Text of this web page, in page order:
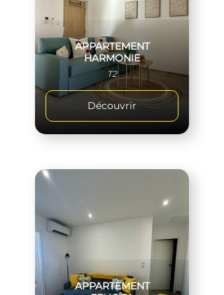
APPARTEMENT
HARMONIE
T2
Découvrir
APPARTEMENT